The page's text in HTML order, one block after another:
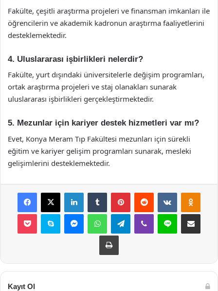
Fakülte, çeşitli araştırma projeleri ve finansman imkanları ile
öğrencilerin ve akademik kadronun araştırma faaliyetlerini
desteklemektedir.
4. Uluslararası işbirlikleri nelerdir?
Fakülte, yurt dışındaki üniversitelerle değişim programları,
ortak araştırma projeleri ve staj olanakları sunarak
uluslararası işbirlikleri gerçekleştirmektedir.
5. Mezunlar için kariyer destek hizmetleri var mı?
Evet, Konya Meram Tıp Fakültesi mezunları için sürekli
eğitim ve kariyer gelişim programları sunarak, mesleki
gelişimlerini desteklemektedir.
Facebook
X LinkedInTumblr PinterestReddit VKontakte
Pocket Skype MessengerWhatsAppTelegramViber Line E-Posta ile
Yazdır
Kayıt Ol